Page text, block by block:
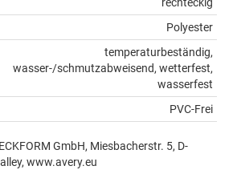
Polyester
temperaturbeständig,
wasser-/schmutzabweisend, wetterfest,
wasserfest
PVC-Frei
GmbH, Miesbacherstr. 5, D-
www.avery.eu